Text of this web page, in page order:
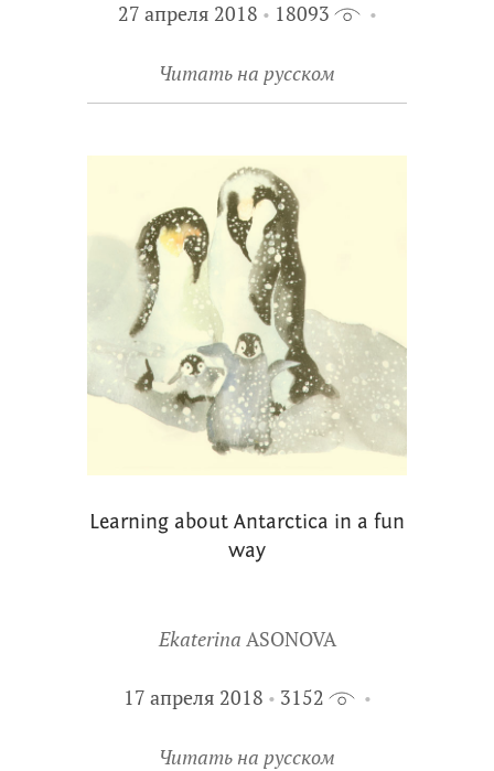
27 апреля 2018 18093
Читать на русском
Learning about Antarctica in a fun
way
Ekaterina ASONOVA
17 апреля 2018 3152
Читать на русском